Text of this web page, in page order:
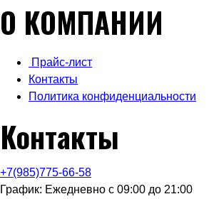
О КОМПАНИИ
Прайс-лист
Контакты
Политика конфиденциальности
Контакты
+7(985)775-66-58
График: Ежедневно с 09:00 до 21:00